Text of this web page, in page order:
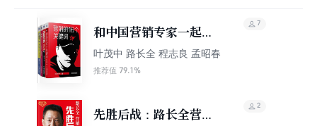
和中国营销专家一起学
营销
叶茂中 路长全 程志良 孟昭春
推荐值 79.1%
7
先胜后战：路长全营销
2